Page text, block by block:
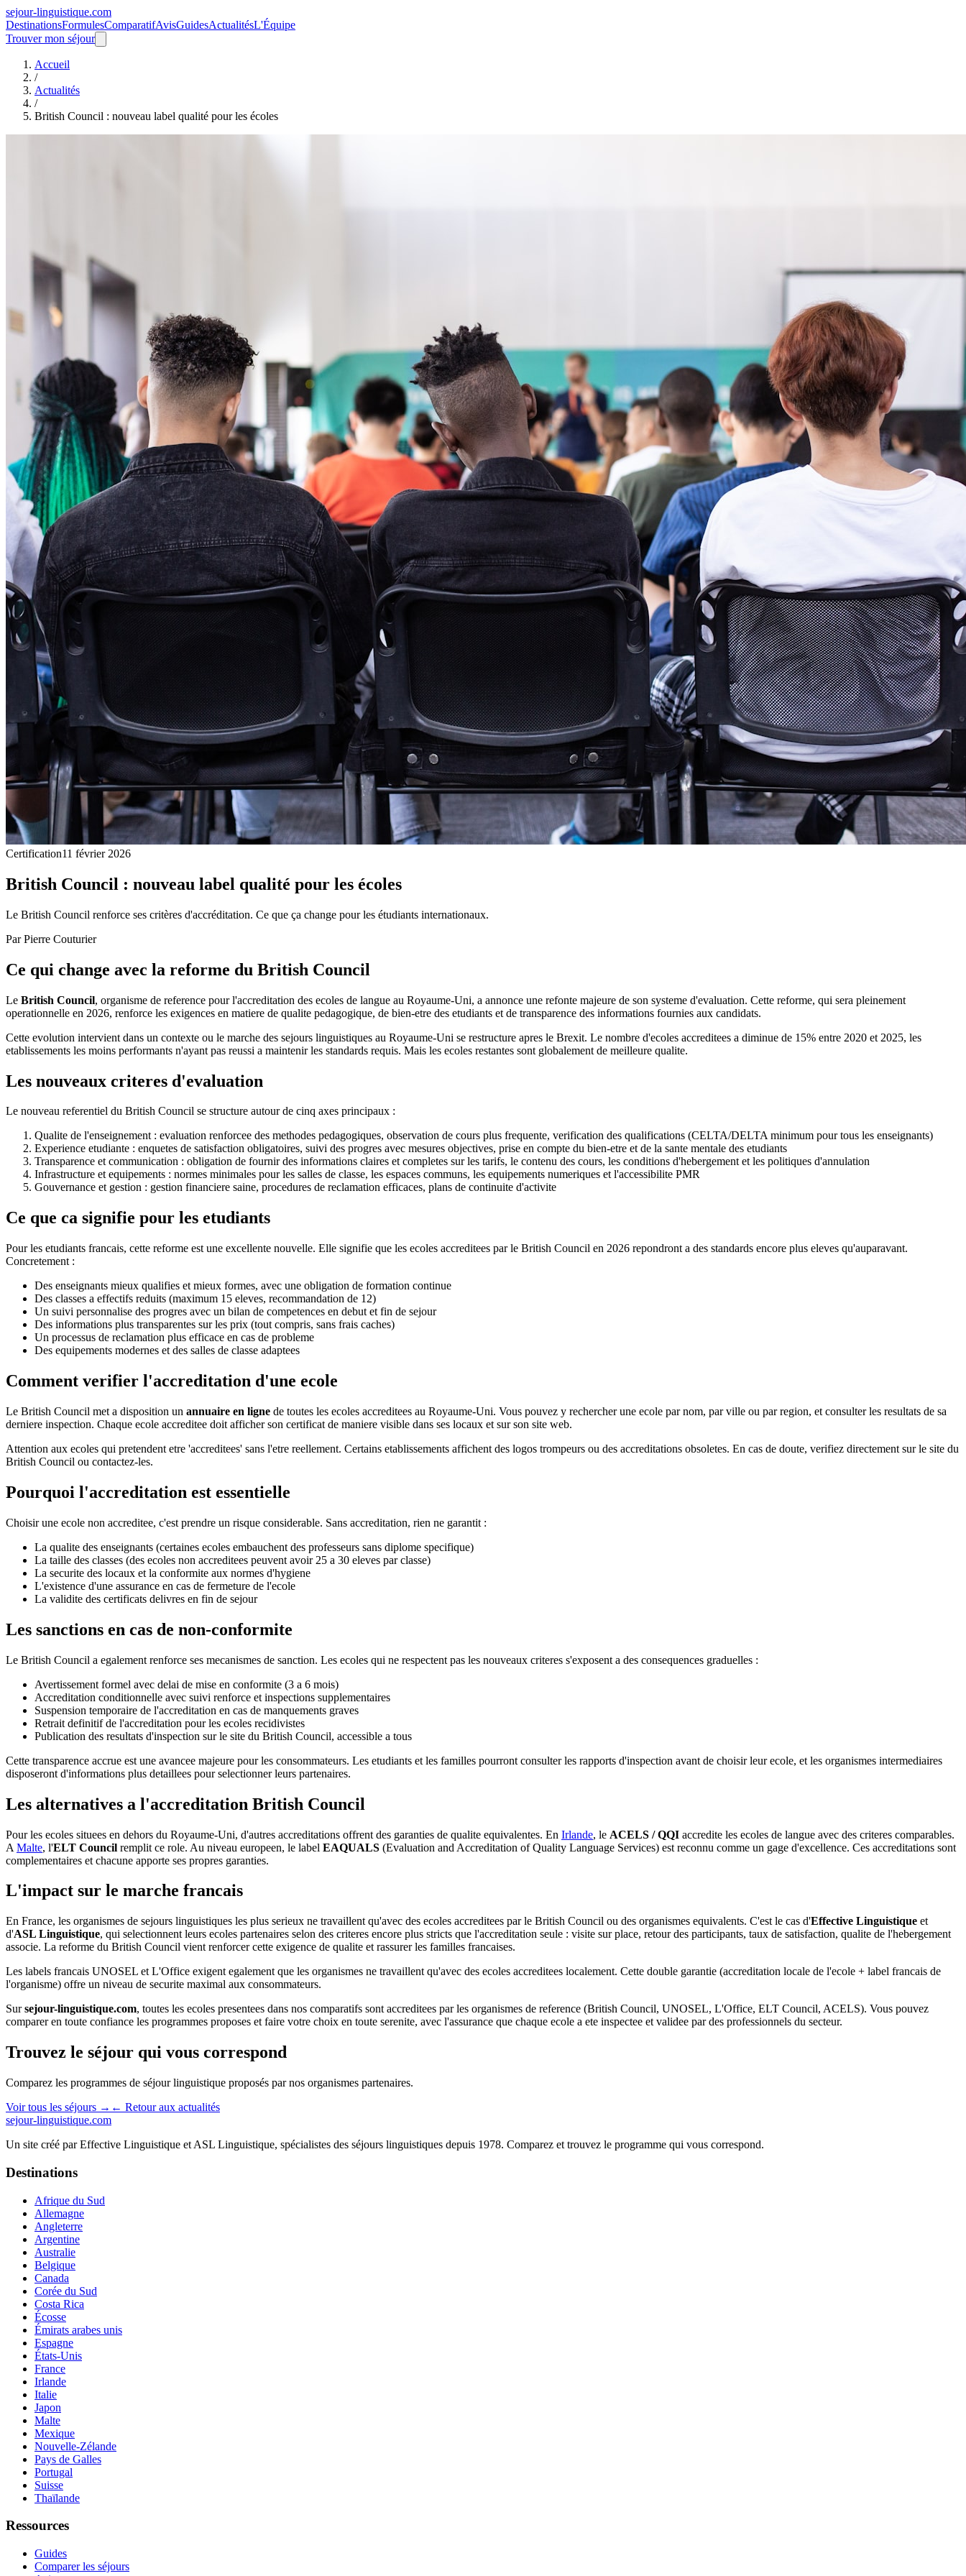
sejour-linguistique.com
DestinationsFormulesComparatifAvisGuidesActualitésL'Équipe
Trouver mon séjour
Accueil
/
Actualités
/
British Council : nouveau label qualité pour les écoles
Certification11 février 2026
British Council : nouveau label qualité pour les écoles
Le British Council renforce ses critères d'accréditation. Ce que ça change pour les étudiants internationaux.
Par Pierre Couturier
Ce qui change avec la reforme du British Council
Le British Council, organisme de reference pour l'accreditation des ecoles de langue au Royaume-Uni, a annonce une refonte majeure de son systeme d'evaluation. Cette reforme, qui sera pleinement
operationnelle en 2026, renforce les exigences en matiere de qualite pedagogique, de bien-etre des etudiants et de transparence des informations fournies aux candidats.
Cette evolution intervient dans un contexte ou le marche des sejours linguistiques au Royaume-Uni se restructure apres le Brexit. Le nombre d'ecoles accreditees a diminue de 15% entre 2020 et 2025, les
etablissements les moins performants n'ayant pas reussi a maintenir les standards requis. Mais les ecoles restantes sont globalement de meilleure qualite.
Les nouveaux criteres d'evaluation
Le nouveau referentiel du British Council se structure autour de cinq axes principaux :
Qualite de l'enseignement : evaluation renforcee des methodes pedagogiques, observation de cours plus frequente, verification des qualifications (CELTA/DELTA minimum pour tous les enseignants)
Experience etudiante : enquetes de satisfaction obligatoires, suivi des progres avec mesures objectives, prise en compte du bien-etre et de la sante mentale des etudiants
Transparence et communication : obligation de fournir des informations claires et completes sur les tarifs, le contenu des cours, les conditions d'hebergement et les politiques d'annulation
Infrastructure et equipements : normes minimales pour les salles de classe, les espaces communs, les equipements numeriques et l'accessibilite PMR
Gouvernance et gestion : gestion financiere saine, procedures de reclamation efficaces, plans de continuite d'activite
Ce que ca signifie pour les etudiants
Pour les etudiants francais, cette reforme est une excellente nouvelle. Elle signifie que les ecoles accreditees par le British Council en 2026 repondront a des standards encore plus eleves qu'auparavant.
Concretement :
Des enseignants mieux qualifies et mieux formes, avec une obligation de formation continue
Des classes a effectifs reduits (maximum 15 eleves, recommandation de 12)
Un suivi personnalise des progres avec un bilan de competences en debut et fin de sejour
Des informations plus transparentes sur les prix (tout compris, sans frais caches)
Un processus de reclamation plus efficace en cas de probleme
Des equipements modernes et des salles de classe adaptees
Comment verifier l'accreditation d'une ecole
Le British Council met a disposition un annuaire en ligne de toutes les ecoles accreditees au Royaume-Uni. Vous pouvez y rechercher une ecole par nom, par ville ou par region, et consulter les resultats de sa
derniere inspection. Chaque ecole accreditee doit afficher son certificat de maniere visible dans ses locaux et sur son site web.
Attention aux ecoles qui pretendent etre 'accreditees' sans l'etre reellement. Certains etablissements affichent des logos trompeurs ou des accreditations obsoletes. En cas de doute, verifiez directement sur le site du
British Council ou contactez-les.
Pourquoi l'accreditation est essentielle
Choisir une ecole non accreditee, c'est prendre un risque considerable. Sans accreditation, rien ne garantit :
La qualite des enseignants (certaines ecoles embauchent des professeurs sans diplome specifique)
La taille des classes (des ecoles non accreditees peuvent avoir 25 a 30 eleves par classe)
La securite des locaux et la conformite aux normes d'hygiene
L'existence d'une assurance en cas de fermeture de l'ecole
La validite des certificats delivres en fin de sejour
Les sanctions en cas de non-conformite
Le British Council a egalement renforce ses mecanismes de sanction. Les ecoles qui ne respectent pas les nouveaux criteres s'exposent a des consequences graduelles :
Avertissement formel avec delai de mise en conformite (3 a 6 mois)
Accreditation conditionnelle avec suivi renforce et inspections supplementaires
Suspension temporaire de l'accreditation en cas de manquements graves
Retrait definitif de l'accreditation pour les ecoles recidivistes
Publication des resultats d'inspection sur le site du British Council, accessible a tous
Cette transparence accrue est une avancee majeure pour les consommateurs. Les etudiants et les familles pourront consulter les rapports d'inspection avant de choisir leur ecole, et les organismes intermediaires
disposeront d'informations plus detaillees pour selectionner leurs partenaires.
Les alternatives a l'accreditation British Council
Pour les ecoles situees en dehors du Royaume-Uni, d'autres accreditations offrent des garanties de qualite equivalentes. En Irlande, le ACELS / QQI accredite les ecoles de langue avec des criteres comparables.
A Malte, l'ELT Council remplit ce role. Au niveau europeen, le label EAQUALS (Evaluation and Accreditation of Quality Language Services) est reconnu comme un gage d'excellence. Ces accreditations sont
complementaires et chacune apporte ses propres garanties.
L'impact sur le marche francais
En France, les organismes de sejours linguistiques les plus serieux ne travaillent qu'avec des ecoles accreditees par le British Council ou des organismes equivalents. C'est le cas d'Effective Linguistique et
d'ASL Linguistique, qui selectionnent leurs ecoles partenaires selon des criteres encore plus stricts que l'accreditation seule : visite sur place, retour des participants, taux de satisfaction, qualite de l'hebergement
associe. La reforme du British Council vient renforcer cette exigence de qualite et rassurer les familles francaises.
Les labels francais UNOSEL et L'Office exigent egalement que les organismes ne travaillent qu'avec des ecoles accreditees localement. Cette double garantie (accreditation locale de l'ecole + label francais de
l'organisme) offre un niveau de securite maximal aux consommateurs.
Sursejour-linguistique.com, toutes les ecoles presentees dans nos comparatifs sont accreditees par les organismes de reference (British Council, UNOSEL, L'Office, ELT Council, ACELS). Vous pouvez
comparer en toute confiance les programmes proposes et faire votre choix en toute serenite, avec l'assurance que chaque ecole a ete inspectee et validee par des professionnels du secteur.
Trouvez le séjour qui vous correspond
Comparez les programmes de séjour linguistique proposés par nos organismes partenaires.
Voir tous les séjours → ← Retour aux actualités
sejour-linguistique.com
Un site créé par Effective Linguistique et ASL Linguistique, spécialistes des séjours linguistiques depuis 1978. Comparez et trouvez le programme qui vous correspond.
Destinations
Afrique du Sud
Allemagne
Angleterre
Argentine
Australie
Belgique
Canada
Corée du Sud
Costa Rica
Écosse
Émirats arabes unis
Espagne
États-Unis
France
Irlande
Italie
Japon
Malte
Mexique
Nouvelle-Zélande
Pays de Galles
Portugal
Suisse
Thaïlande
Ressources
Guides
Comparer les séjours